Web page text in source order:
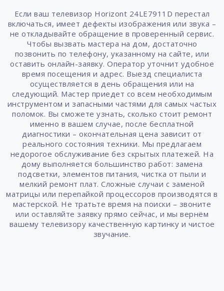
Если ваш телевизор Horizont 24LE7911D перестал
включаться, имеет дефекты изображения или звука –
не откладывайте обращение в проверенный сервис.
Чтобы вызвать мастера на дом, достаточно
позвонить по телефону, указанному на сайте, или
оставить онлайн-заявку. Оператор уточнит удобное
время посещения и адрес. Выезд специалиста
осуществляется в день обращения или на
следующий. Мастер приедет со всем необходимым
инструментом и запасными частями для самых частых
поломок. Вы сможете узнать, сколько стоит ремонт
именно в вашем случае, после бесплатной
диагностики – окончательная цена зависит от
реального состояния техники. Мы предлагаем
недорогое обслуживание без скрытых платежей. На
дому выполняется большинство работ: замена
подсветки, элементов питания, чистка от пыли и
мелкий ремонт плат. Сложные случаи с заменой
матрицы или перепайкой процессоров производятся в
мастерской. Не тратьте время на поиски – звоните
или оставляйте заявку прямо сейчас, и мы вернём
вашему телевизору качественную картинку и чистое
звучание.